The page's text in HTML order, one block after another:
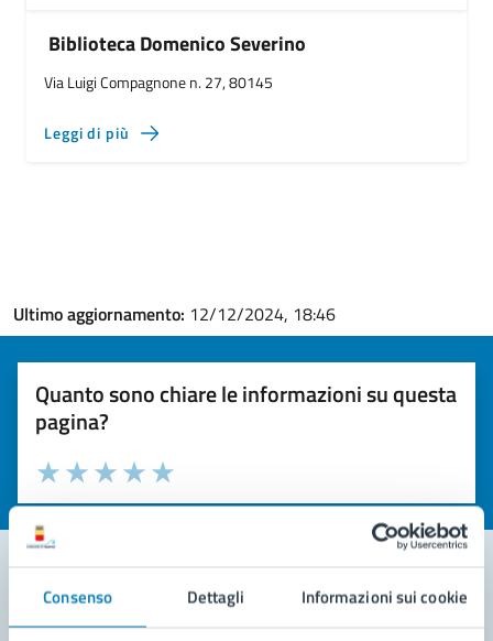
Consenso Dettagli Informazioni sui cookie
Biblioteca Domenico Severino
Via Luigi Compagnone n. 27, 80145
Leggi di più
Ultimo aggiornamento: 12/12/2024, 18:46
Quanto sono chiare le informazioni su questa
pagina?
Valuta la chiarezza delle informazioni (da 1 a 5 stelle)
Seleziona il numero di stelle per valutare la chiarezza delle
Valuta 5 stelle su 5
Valuta 4 stelle su 5
Valuta 3 stelle su 5
Valuta 2 stelle su 5
Valuta 1 stelle su 5
Contatta il comune